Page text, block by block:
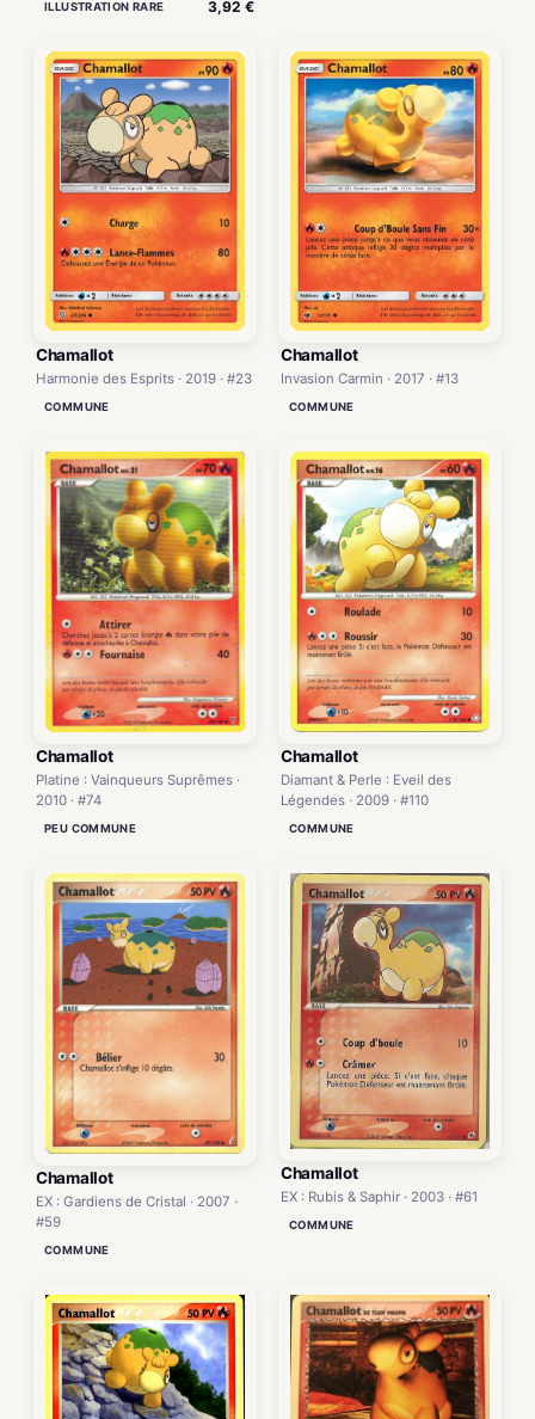
ILLUSTRATION RARE 3,92 €
Chamallot
Harmonie des Esprits · 2019 · #23
COMMUNE
Chamallot
Invasion Carmin · 2017 · #13
COMMUNE
Chamallot
Platine : Vainqueurs Suprêmes ·
2010 · #74
PEU COMMUNE
Chamallot
Diamant & Perle : Eveil des
Légendes · 2009 · #110
COMMUNE
Chamallot
EX : Gardiens de Cristal · 2007 ·
#59
COMMUNE
Chamallot
EX : Rubis & Saphir · 2003 · #61
COMMUNE